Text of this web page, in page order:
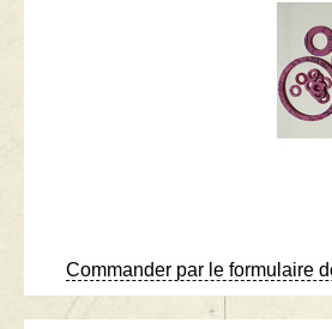
Commander par le formulaire